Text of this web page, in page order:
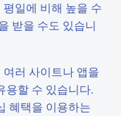
일에 비해 높을 수
받을 수도 있습니
러 사이트나 앱을
용할 수 있습니다.
혜택을 이용하는